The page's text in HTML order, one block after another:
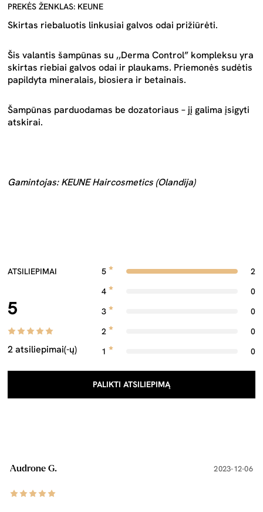
PREKĖS ŽENKLAS: KEUNE
Skirtas riebaluotis linkusiai galvos odai prižiūrėti.
Šis valantis šampūnas su ,,Derma Control” kompleksu yra
skirtas riebiai galvos odai ir plaukams. Priemonės sudėtis
papildyta mineralais, biosiera ir betainais.
Šampūnas parduodamas be dozatoriaus – jį galima įsigyti
atskirai.
Gamintojas: KEUNE Haircosmetics (Olandija)
ATSILIEPIMAI
5
2 atsiliepimai(-ų)
5
2
4
0
3
0
2
0
1
0
PALIKTI ATSILIEPIMĄ
Audrone G. 2023-12-06